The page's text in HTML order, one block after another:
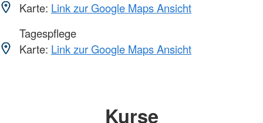
Karte: Link zur Google Maps Ansicht
Tagespflege
Karte: Link zur Google Maps Ansicht
Kurse